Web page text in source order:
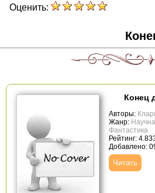
Оценить:
Конец
Авторы:
Жанр:
Фантастика
Рейтинг:
Добавлено:
Читать